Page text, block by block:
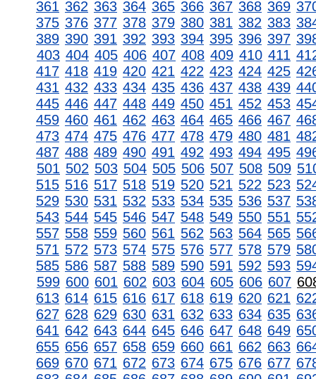
361 362 363 364 365 366 367 368 369
375 376 377 378 379 380 381 382 383
389 390 391 392 393 394 395 396 397
403 404 405 406 407 408 409 410 411
417 418 419 420 421 422 423 424 425
431 432 433 434 435 436 437 438 439
445 446 447 448 449 450 451 452 453
459 460 461 462 463 464 465 466 467
473 474 475 476 477 478 479 480 481
487 488 489 490 491 492 493 494 495
501 502 503 504 505 506 507 508 509
515 516 517 518 519 520 521 522 523
529 530 531 532 533 534 535 536 537
543 544 545 546 547 548 549 550 551
557 558 559 560 561 562 563 564 565
571 572 573 574 575 576 577 578 579
585 586 587 588 589 590 591 592 593
599 600 601 602 603 604 605 606 607
613 614 615 616 617 618 619 620 621
627 628 629 630 631 632 633 634 635
641 642 643 644 645 646 647 648 649
655 656 657 658 659 660 661 662 663
669 670 671 672 673 674 675 676 677